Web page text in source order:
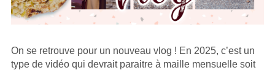
On se retrouve pour un nouveau vlog ! En 2025, c’est un
type de vidéo qui devrait paraitre à maille mensuelle soit